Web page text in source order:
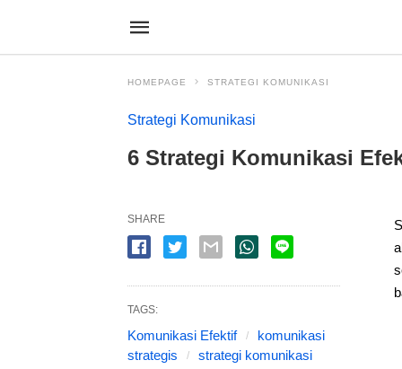
HOMEPAGE STRATEGI KOMUNIKASI
Strategi Komunikasi
6 Strategi Komunikasi
SHARE
TAGS:
Komunikasi Efektif
komunikasi
strategis
strategi komunikasi